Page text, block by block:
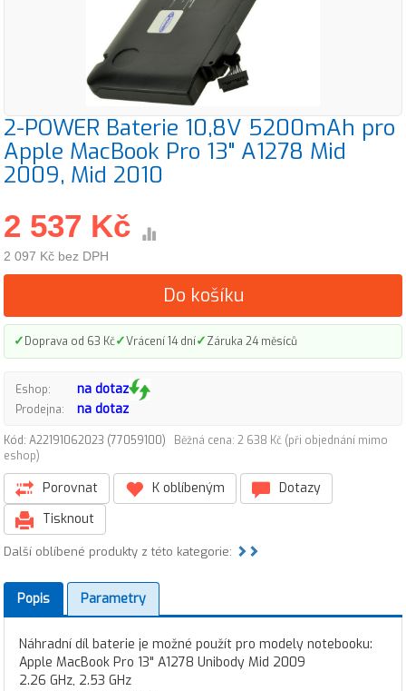
2-POWER Baterie 10,8V 5200mAh pro
Apple MacBook Pro 13" A1278 Mid
2009, Mid 2010
2 537 Kč
2 097 Kč bez DPH
Do košíku
✓Doprava od 63 Kč✓Vrácení 14 dní✓Záruka 24 měsíců
Eshop: na dotaz
Prodejna: na dotaz
Kód: A22191062023 (77059100)
Běžná cena: 2 638 Kč (při objednání mimo
eshop)
Porovnat K oblíbeným
Dotazy
Tisknout
Další oblíbené produkty z této kategorie:
Popis Parametry
Náhradní díl baterie je možné použít pro modely notebooku:
Apple MacBook Pro 13" A1278 Unibody Mid 2009
2.26 GHz, 2.53 GHz